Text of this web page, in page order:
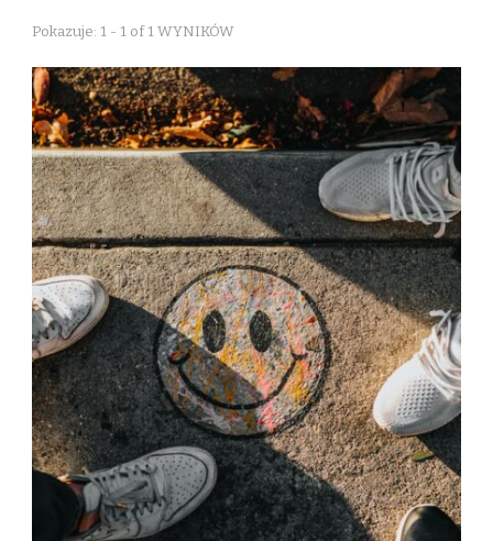
Pokazuje: 1 - 1 of 1 WYNIKÓW